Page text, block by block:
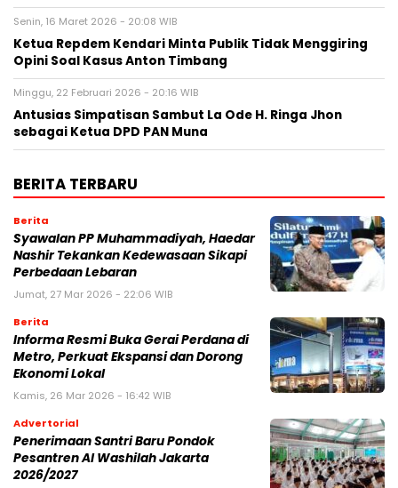
Senin, 16 Maret 2026 - 20:08 WIB
Ketua Repdem Kendari Minta Publik Tidak Menggiring
Opini Soal Kasus Anton Timbang
Minggu, 22 Februari 2026 - 20:16 WIB
Antusias Simpatisan Sambut La Ode H. Ringa Jhon
sebagai Ketua DPD PAN Muna
BERITA TERBARU
Berita
Syawalan PP Muhammadiyah, Haedar
Nashir Tekankan Kedewasaan Sikapi
Perbedaan Lebaran
Jumat, 27 Mar 2026 - 22:06 WIB
Berita
Informa Resmi Buka Gerai Perdana di
Metro, Perkuat Ekspansi dan Dorong
Ekonomi Lokal
Kamis, 26 Mar 2026 - 16:42 WIB
Advertorial
Penerimaan Santri Baru Pondok
Pesantren Al Washilah Jakarta
2026/2027